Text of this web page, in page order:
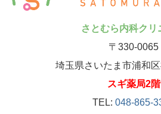
さとむら内科クリ
〒330-0065
埼玉県さいたま市浦和
スギ薬局2階
TEL: 048-865-